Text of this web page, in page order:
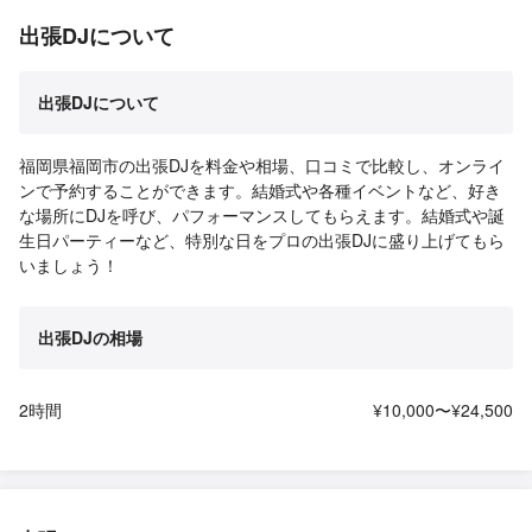
出張DJについて
出張DJについて
福岡県福岡市の出張DJを料金や相場、口コミで比較し、オンライ
ンで予約することができます。結婚式や各種イベントなど、好き
な場所にDJを呼び、パフォーマンスしてもらえます。結婚式や誕
生日パーティーなど、特別な日をプロの出張DJに盛り上げてもら
いましょう！
出張DJの相場
2時間 ¥10,000〜¥24,500